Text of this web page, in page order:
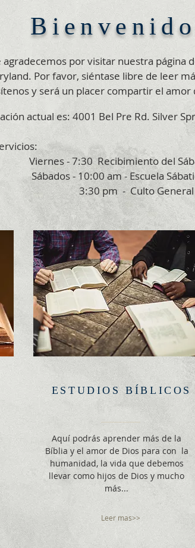
agradecemos por visitar nuestra página
Por favor, siéntase libre de leer
y será un placer compartir el amor
actual es: 4001 Bel Pre Rd. Silver
7:30 Recibimiento del
- 10:00 am - Escuela
- Culto General
ESTUDIOS BÍBLICOS
Aquí podrás aprender más de la
Bíblia y el amor de Dios para con la
humanidad, la vida que debemos
llevar como hijos de Dios y mucho
más...
Leer mas>>